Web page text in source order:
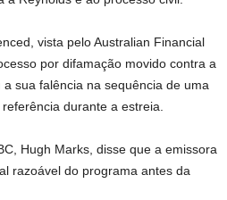
vista pelo Australian Financial
por difamação movido contra a
sua falência na sequência de uma
durante a estreia.
Hugh Marks, disse que a emissora
razoável do programa antes da